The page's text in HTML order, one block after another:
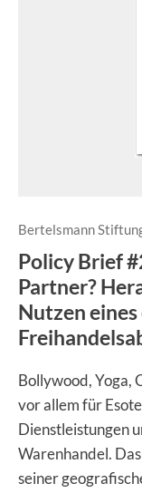
Bertelsmann
Policy Brief
Partner?
Nutzen
Bollywood, Yoga,
vor allem für
Dienstleistungen
Warenhandel.
seiner